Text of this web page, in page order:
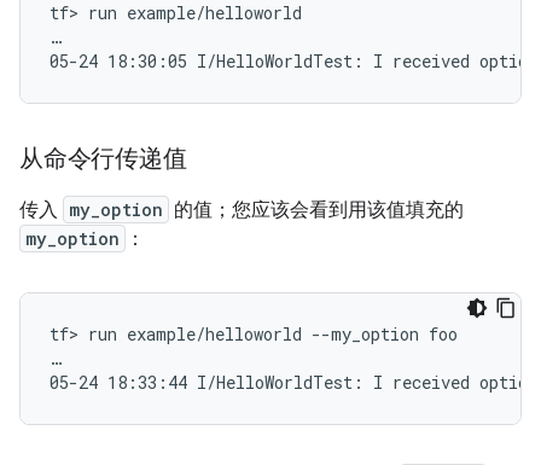
tf> run example/helloworld
…
从命令行传递值
传入 my_option 的值；您应该会看到用该值填充的
my_option ：
tf> run example/helloworld --my_option foo
…